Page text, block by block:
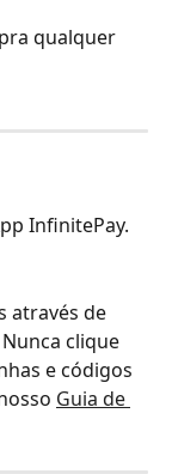
qualquer
InfinitePay.
através de
clique
e códigos
Guia de